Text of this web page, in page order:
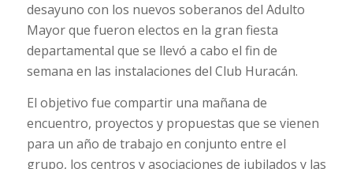
desayuno con los nuevos soberanos del Adulto
Mayor que fueron electos en la gran fiesta
departamental que se llevó a cabo el fin de
semana en las instalaciones del Club Huracán.
El objetivo fue compartir una mañana de
encuentro, proyectos y propuestas que se vienen
para un año de trabajo en conjunto entre el
grupo, los centros y asociaciones de jubilados y las